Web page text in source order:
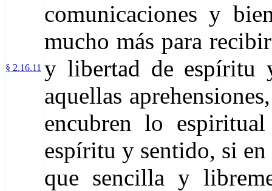
§ 2.16.11
comunicaciones y
mucho más para
y libertad de espíritu
aquellas
encubren lo
espíritu y sentido, si en
que sencilla y